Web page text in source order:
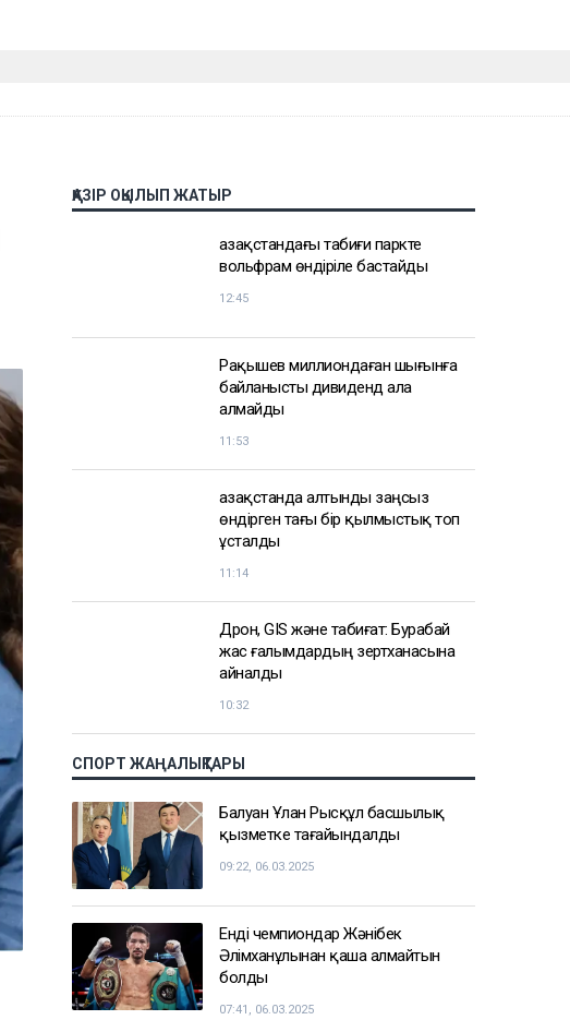
ҚАЗІР ОҚЫЛЫП ЖАТЫР
Қазақстандағы табиғи паркте
12:45
байланысты дивиденд ала
алмайды
11:53
Қазақстанда алтынды заңсыз
өндірген тағы бір қылмыстық топ
ұсталды
Дрон, GIS және табиғат: Бурабай
жас ғалымдардың зертханасына
айналды